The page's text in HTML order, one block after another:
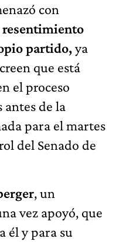
con
partido,ya
que está
el proceso
antes de la
para el martes
del Senado de
, un
vez apoyó, que
él y para su